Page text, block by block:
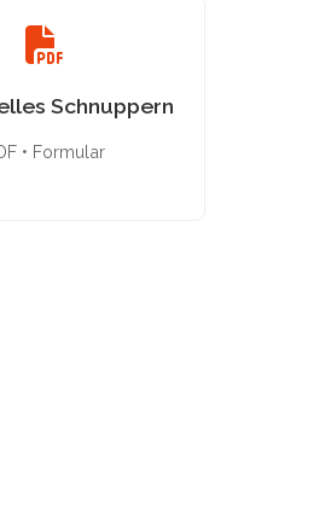
Schnuppern
• Formular